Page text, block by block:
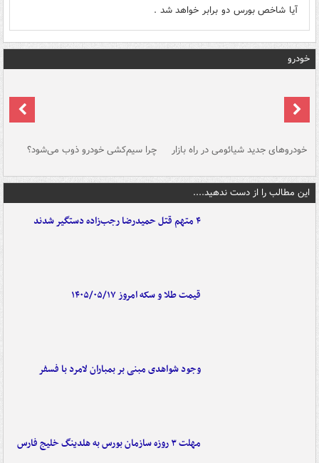
آیا شاخص بورس دو برابر خواهد شد .
خودرو
خودروهای جدید شیائومی در راه بازار چرا سیم‌کشی خودرو ذوب می‌شود؟
این مطالب را از دست ندهید....
۴ متهم قتل حمیدرضا رجب‌زاده دستگیر شدند
قیمت طلا و سکه امروز ۱۴۰۵/۰۵/۱۷
وجود شواهدی مبنی بر بمباران لامرد با فسفر
مهلت ۳ روزه سازمان بورس به هلدینگ خلیج فارس